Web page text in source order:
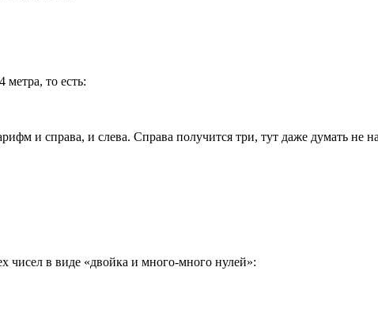
метра, то есть:
и справа, и слева. Справа получится три, тут даже думать не
чисел в виде «двойка и много-много нулей»: